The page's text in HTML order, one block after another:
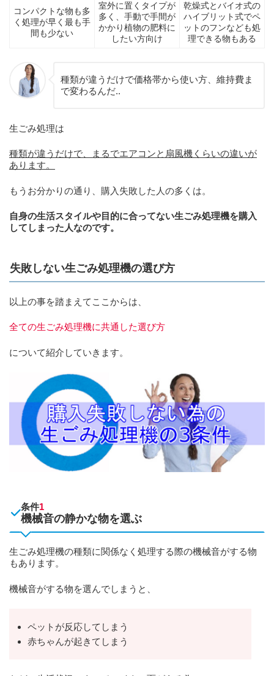
コンパクトな物も多
く処理が早く最も手
間も少ない
室外に置くタイプが
多く、手動で手間が
かかり植物の肥料に
したい方向け
乾燥式とバイオ式の
ハイブリット式でペ
ットのフンなども処
理できる物もある
種類が違うだけで価格帯から使い方、維持費ま
で変わるんだ..
生ごみ処理は
種類が違うだけで、まるでエアコンと扇風機くらいの違いが
あります。
もうお分かりの通り、購入失敗した人の多くは。
自身の生活スタイルや目的に合ってない生ごみ処理機を購入
してしまった人なのです。
失敗しない生ごみ処理機の選び方
以上の事を踏まえてここからは、
全ての生ごみ処理機に共通した選び方
について紹介していきます。
条件1
機械音の静かな物を選ぶ
生ごみ処理機の種類に関係なく処理する際の機械音がする物
もあります。
機械音がする物を選んでしまうと、
ペットが反応してしまう
赤ちゃんが起きてしまう